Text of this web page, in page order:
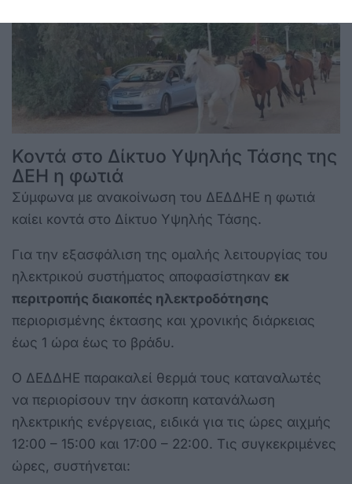
Κοντά στο Δίκτυο Υψηλής Τάσης της
ΔΕΗ η φωτιά
Σύμφωνα με ανακοίνωση του ΔΕΔΔΗΕ η φωτιά
καίει κοντά στο Δίκτυο Υψηλής Τάσης.
Για την εξασφάλιση της ομαλής λειτουργίας του
ηλεκτρικού συστήματος αποφασίστηκαν εκ
περιτροπής διακοπές ηλεκτροδότησης
περιορισμένης έκτασης και χρονικής διάρκειας
έως 1 ώρα έως το βράδυ.
Ο ΔΕΔΔΗΕ παρακαλεί θερμά τους καταναλωτές
να περιορίσουν την άσκοπη κατανάλωση
ηλεκτρικής ενέργειας, ειδικά για τις ώρες αιχμής
12:00 – 15:00 και 17:00 – 22:00. Τις συγκεκριμένες
ώρες, συστήνεται: